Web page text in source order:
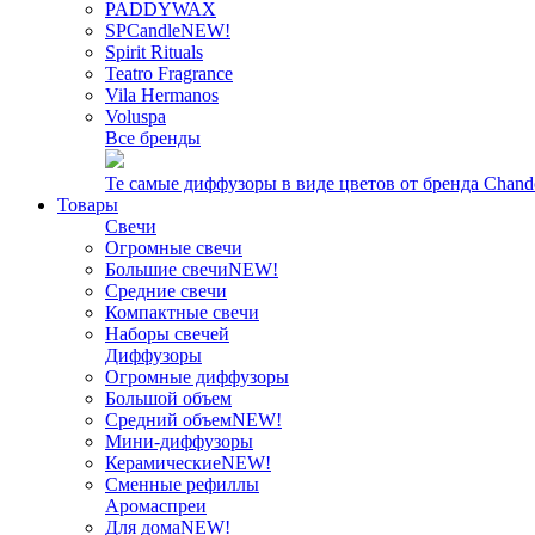
PADDYWAX
SPCandleNEW!
Spirit Rituals
Teatro Fragrance
Vila Hermanos
Voluspa
Все бренды
Те самые диффузоры в виде цветов от бренда
Товары
Свечи
Огромные свечи
Большие свечиNEW!
Средние свечи
Компактные свечи
Наборы свечей
Диффузоры
Огромные диффузоры
Большой объем
Средний объемNEW!
Мини-диффузоры
КерамическиеNEW!
Сменные рефиллы
Аромаспреи
Для домаNEW!